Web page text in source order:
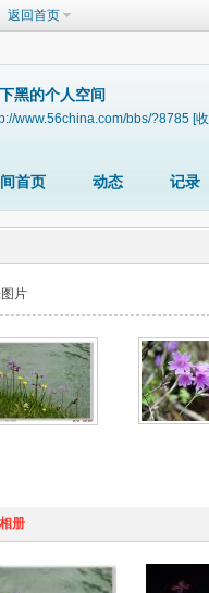
返回首页
黑的个人空间
www.56china.com/bbs/?8785 [
首页 动态 记录
片
册